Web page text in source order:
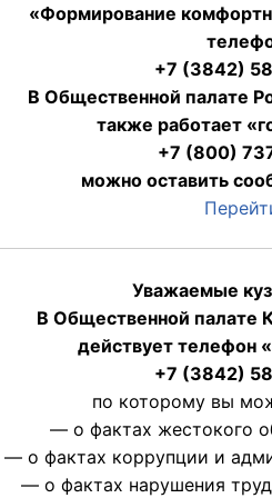
«Формирование
+7 (3842)
В Общественной палате
также работает
+7 (800)
можно оставить
Уважаемые
В Общественной палате
действует телефон
+7 (3842)
по которому вы
— о фактах жестокого
— о фактах коррупции и
— о фактах нарушения